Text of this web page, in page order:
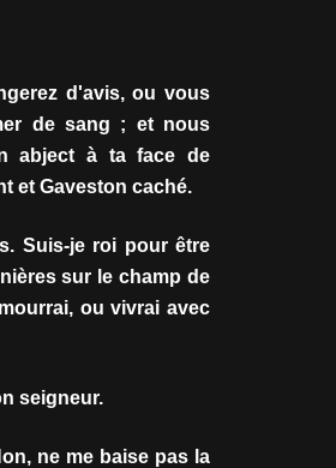
d'avis, ou vous
de sang ; et nous
abject à ta face de
et Gaveston caché.
Suis-je roi pour être
sur le champ de
ou vivrai avec
seigneur.
ne me baise pas la